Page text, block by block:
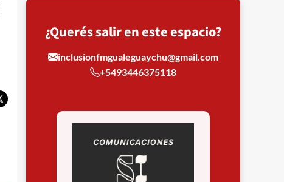
¿Querés salir en este espacio?
inclusionfmgualeguaychu@gmail.com
+5493446375118